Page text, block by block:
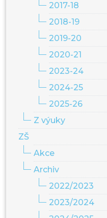
2017-18
2018-19
2019-20
2020-21
2023-24
2024-25
2025-26
Z výuky
ZŠ
Akce
Archiv
2022/2023
2023/2024